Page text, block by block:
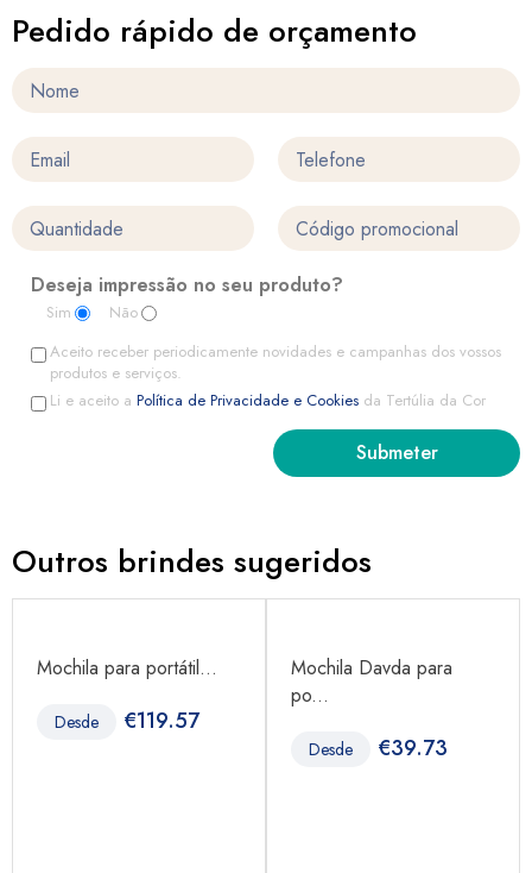
Pedido rápido de orçamento
Deseja impressão no seu produto?
Sim
Não
Aceito receber periodicamente novidades e campanhas dos vossos
produtos e serviços.
Li e aceito a Política de Privacidade e Cookies da Tertúlia da Cor
Outros brindes sugeridos
Mochila para portátil...
Desde €119.57
Mochila Davda para
po...
Desde €39.73